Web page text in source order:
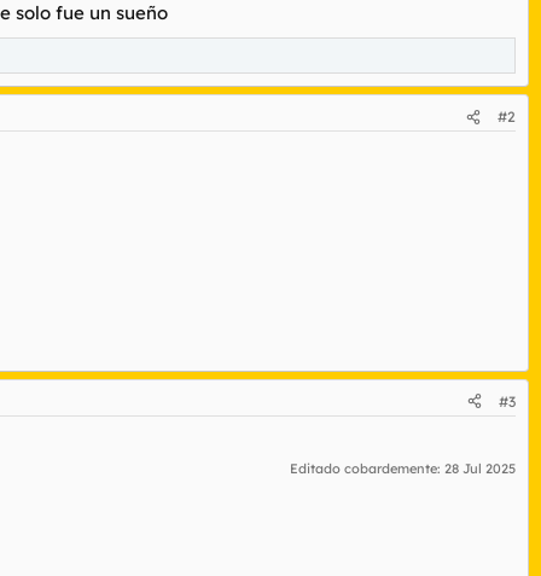
solo fue un sueño
#2
#3
Editado cobardemente: 28 Jul 2025